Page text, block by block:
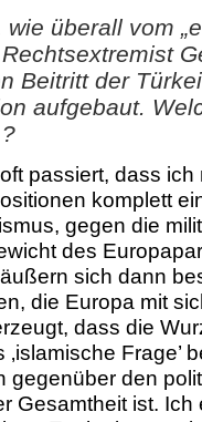
wie überall vom
Beitritt der
aufgebaut.
passiert, dass
komplett
gegen die
des
sich dann
die Europa mit
dass die
‚islamische
gegenüber den
Gesamtheit ist.